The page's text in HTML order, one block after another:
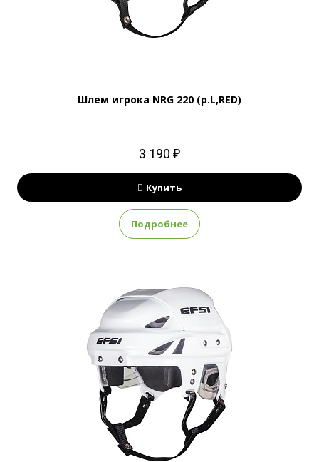
Шлем игрока NRG 220 (р.L,RED)
3 190 ₽
Купить
Подробнее